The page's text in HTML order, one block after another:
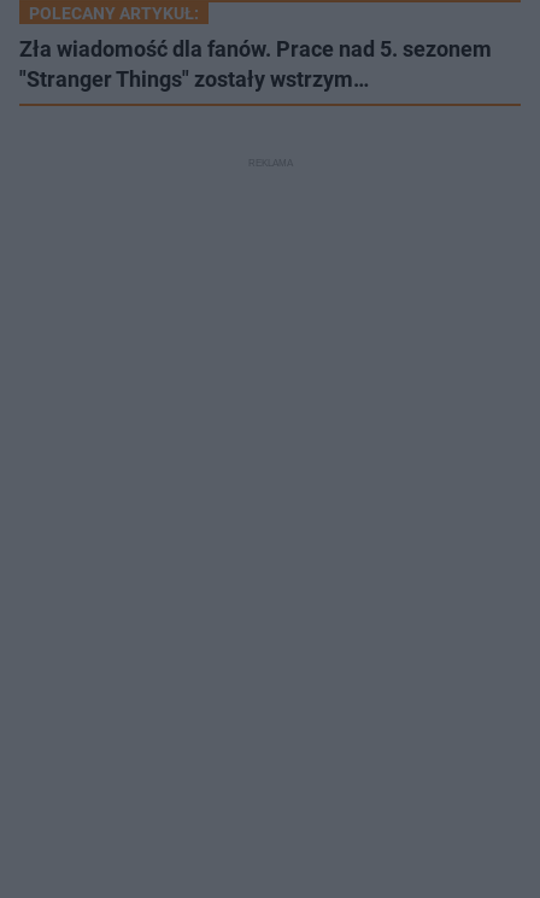
POLECANY ARTYKUŁ:
Zła wiadomość dla fanów. Prace nad 5. sezonem
"Stranger Things" zostały wstrzym…